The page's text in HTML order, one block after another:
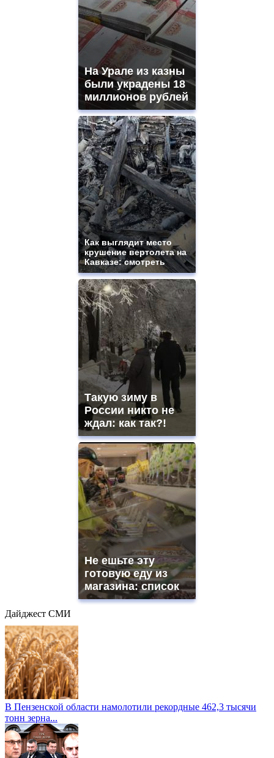
На Урале из казны
были украдены 18
миллионов рублей
Как выглядит место
крушение вертолета на
Кавказе: смотреть
Такую зиму в
России никто не
ждал: как так?!
Не ешьте эту
готовую еду из
магазина: список
Дайджест СМИ
В Пензенской области намолотили рекордные 462,3 тысячи
тонн зерна...